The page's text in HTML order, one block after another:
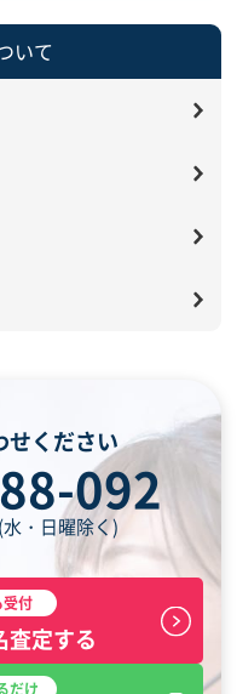
いて
せください
092
・日曜除く)
付
査定する
だけ